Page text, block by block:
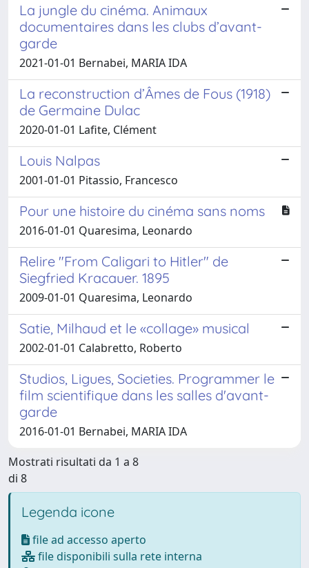
La jungle du cinéma. Animaux
documentaires dans les clubs d’avant-
garde
2021-01-01 Bernabei, MARIA IDA
La reconstruction d’Âmes de Fous (1918)
de Germaine Dulac
2020-01-01 Lafite, Clément
Louis Nalpas
2001-01-01 Pitassio, Francesco
Pour une histoire du cinéma sans noms
2016-01-01 Quaresima, Leonardo
Relire "From Caligari to Hitler" de
Siegfried Kracauer. 1895
2009-01-01 Quaresima, Leonardo
Satie, Milhaud et le «collage» musical
2002-01-01 Calabretto, Roberto
Studios, Ligues, Societies. Programmer le
film scientifique dans les salles d'avant-
garde
2016-01-01 Bernabei, MARIA IDA
Mostrati risultati da 1 a 8
di 8
Legenda icone
file ad accesso aperto
file disponibili sulla rete interna